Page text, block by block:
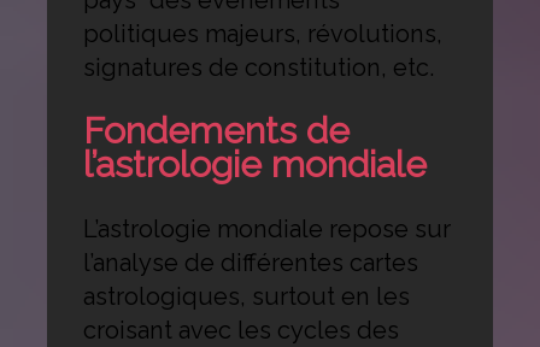
politiques majeurs, révolutions,
signatures de constitution, etc.
Fondements de
l’astrologie mondiale
L’astrologie mondiale repose sur
l’analyse de différentes cartes
astrologiques, surtout en les
croisant avec les cycles des